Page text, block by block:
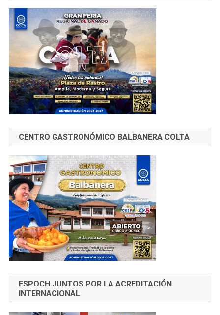
CENTRO GASTRONÓMICO BALBANERA COLTA
ESPOCH JUNTOS POR LA ACREDITACIÓN
INTERNACIONAL